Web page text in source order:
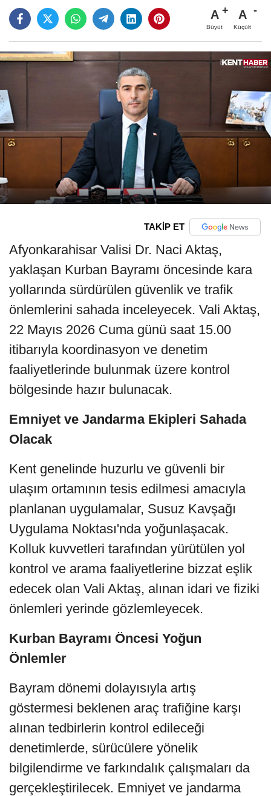
A
Büyüt
A
Küçült
TAKİP ET
Afyonkarahisar Valisi Dr. Naci Aktaş,
yaklaşan Kurban Bayramı öncesinde kara
yollarında sürdürülen güvenlik ve trafik
önlemlerini sahada inceleyecek. Vali Aktaş,
22 Mayıs 2026 Cuma günü saat 15.00
itibarıyla koordinasyon ve denetim
faaliyetlerinde bulunmak üzere kontrol
bölgesinde hazır bulunacak.
Emniyet ve Jandarma Ekipleri Sahada
Olacak
Kent genelinde huzurlu ve güvenli bir
ulaşım ortamının tesis edilmesi amacıyla
planlanan uygulamalar, Susuz Kavşağı
Uygulama Noktası'nda yoğunlaşacak.
Kolluk kuvvetleri tarafından yürütülen yol
kontrol ve arama faaliyetlerine bizzat eşlik
edecek olan Vali Aktaş, alınan idari ve fiziki
önlemleri yerinde gözlemleyecek.
Kurban Bayramı Öncesi Yoğun
Önlemler
Bayram dönemi dolayısıyla artış
göstermesi beklenen araç trafiğine karşı
alınan tedbirlerin kontrol edileceği
denetimlerde, sürücülere yönelik
bilgilendirme ve farkındalık çalışmaları da
gerçekleştirilecek. Emniyet ve jandarma